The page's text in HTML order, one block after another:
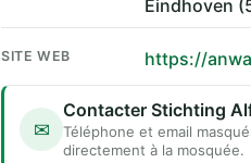
Eindhoven
SITE WEB https://
✉
Contacter Stichting
Téléphone et email
directement à la mosquée.